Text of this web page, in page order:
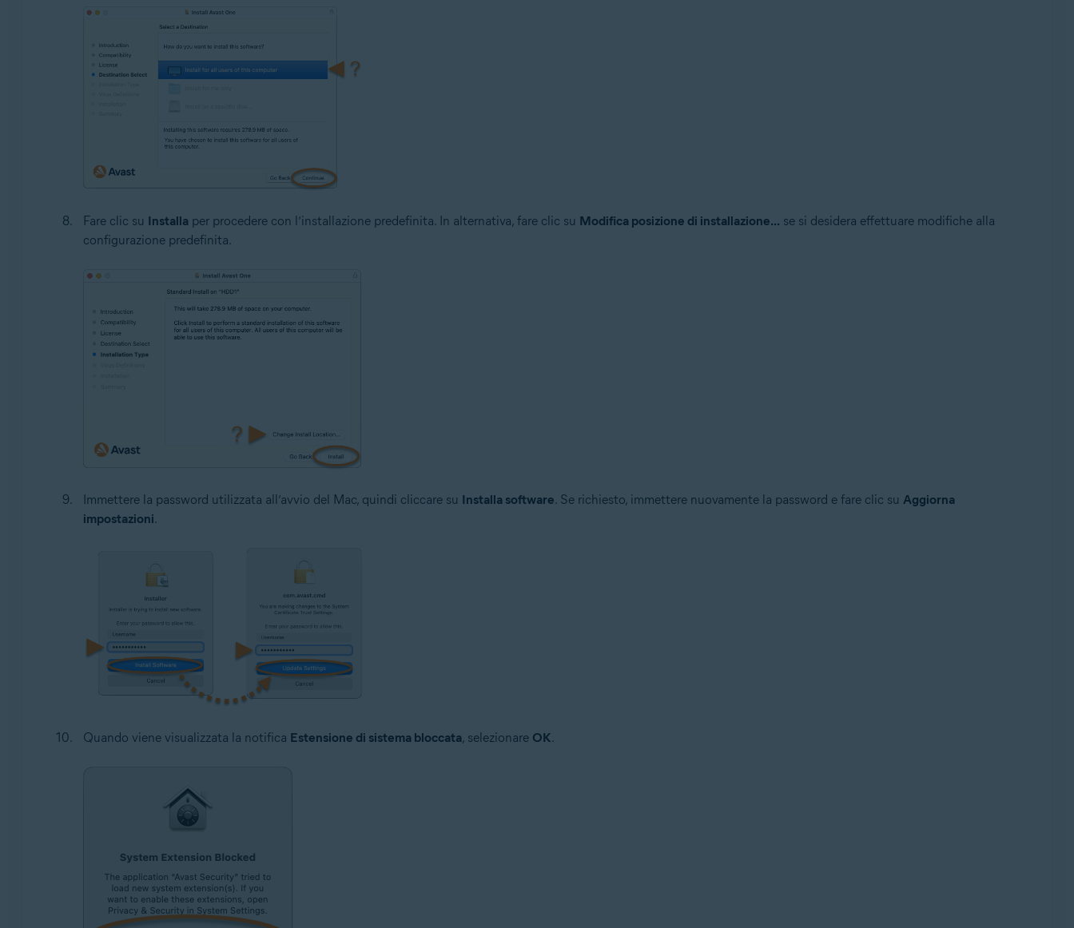
Fare clic su Installaper procedere con l’installazione predefinita. In alternativa, fare clic su Modifica posizione di installazione... se si desidera effettuare modifiche alla
configurazione predefinita.
Immettere la password utilizzata all’avvio del Mac, quindi cliccare su Installa software. Se richiesto, immettere nuovamente la password e fare clic su Aggiorna
impostazioni.
Quando viene visualizzata la notifica Estensione di sistema bloccata, selezionare OK.